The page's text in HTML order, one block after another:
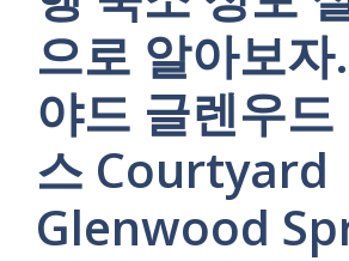
으로 알아보
야드 글렌우드
스 Courtyard
Glenwood